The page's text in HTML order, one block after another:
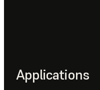
Applications